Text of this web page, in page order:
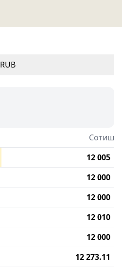
RUB
Сотиш
12 005
12 000
12 000
12 010
12 000
12 273.11